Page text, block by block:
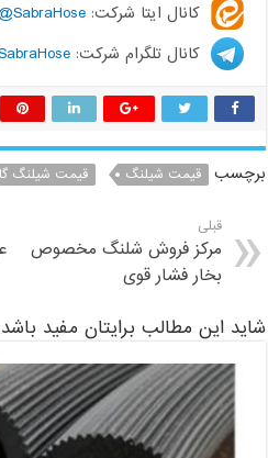
کانال ایتا شرکت:SabraHose@
کانال تلگرام شرکت:
برچسب قیمت شیلنگ قیمت شیلنگ
قبلی
مرکز فروش شلنگ مخصوص
بخار فشار قوی
شاید این مطالب برایتان مفید باشد